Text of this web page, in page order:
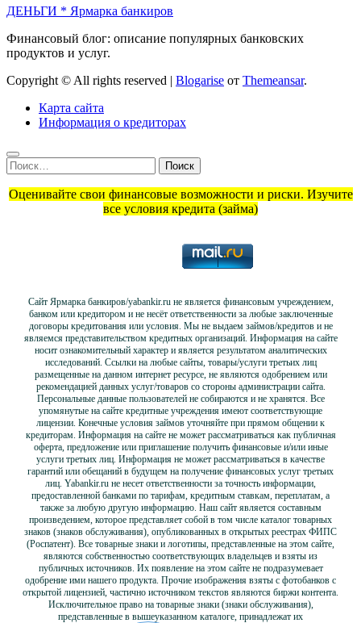
ДЕНЬГИ * Ярмарка банкиров
Финансовый блог: описание популярных банковских
продуктов и услуг.
Copyright © All rights reserved | Blogarise от Themeansar.
Карта сайта
Информация о кредиторах
Найти:
Оценивайте свои финансовые возможности и риски. Изучите
все условия кредита (займа)
Сайт Ярмарка банкиров/yabankir.ru не является финансовым учреждением,
банком или кредитором и не несёт ответственности за любые заключенные
договоры кредитования или условия. Мы не выдаем займов/кредитов и не
являемся представительством кредитных организаций. Информация на сайте
носит ознакомительный характер и является результатом аналитических
исследований. Ссылки на любые сайты, товары/услуги третьих лиц
размещенные на данном интернет ресурсе, не являются одобрением или
рекомендацией данных услуг/товаров со стороны администрации сайта.
Персональные данные пользователей не собираются и не хранятся. Все
упомянутые на сайте кредитные учреждения имеют соответствующие
лицензии. Конечные условия займов уточняйте при прямом общении к
кредиторам. Информация на сайте не может рассматриваться как публичная
оферта, предложение или приглашение получить финансовые и/или иные
услуги третьих лиц. Информация не может рассматриваться в качестве
гарантий или обещаний в будущем на получение финансовых услуг третьих
лиц. Yabankir.ru не несет ответственности за точность информации,
предоставленной банками по тарифам, кредитным ставкам, переплатам, а
также за любую другую информацию. Наш сайт является составным
произведением, которое представляет собой в том числе каталог товарных
знаков (знаков обслуживания), опубликованных в открытых реестрах ФИПС
(Роспатент). Все товарные знаки и логотипы, представленные на этом сайте,
являются собственностью соответствующих владельцев и взяты из
публичных источников. Их появление на этом сайте не подразумевает
одобрение ими нашего продукта. Прочие изображения взяты с фотобанков с
открытой лицензией, частично источником текстов являются биржи контента.
Исключительное право на товарные знаки (знаки обслуживания),
представленные в вышеуказанном каталоге, принадлежат их